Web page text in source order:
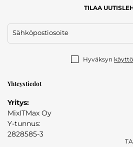
TILAA
Sähköpostiosoite
Hyväksyn
Yhteystiedot
Yritys:
MixITMax Oy
Y-tunnus:
2828585-3